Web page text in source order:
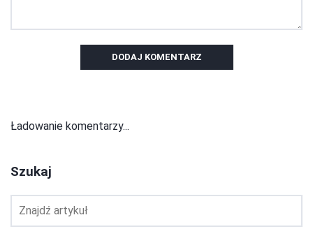
DODAJ KOMENTARZ
Ładowanie komentarzy...
Szukaj